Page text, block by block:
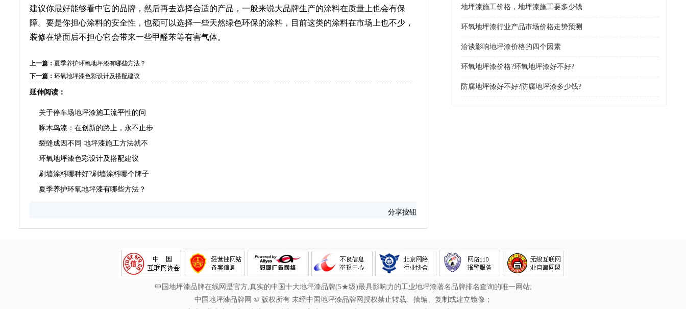
建议你最好能够看中它的品牌，然后再去选择合适的产品，一般来说大品牌生产的涂料在质量上也会有保
障。要是你担心涂料的安全性，也额可以选择一些天然绿色环保的涂料，目前这类的涂料在市场上也不少，
装修在墙面后不担心它会带来一些甲醛苯等有害气体。
上一篇： 夏季养护环氧地坪漆有哪些方法？
下一篇： 环氧地坪漆色彩设计及搭配建议
延伸阅读：
关于停车场地坪漆施工流平性的问
啄木鸟漆：在创新的路上，永不止步
裂缝成因不同 地坪漆施工方法就不
环氧地坪漆色彩设计及搭配建议
刷墙涂料哪种好?刷墙涂料哪个牌子
夏季养护环氧地坪漆有哪些方法？
分享按钮
地坪漆施工价格，地坪漆施工要多少钱
环氧地坪漆行业产品市场价格走势预测
洽谈影响地坪漆价格的四个因素
环氧地坪漆价格?环氧地坪漆好不好?
防腐地坪漆好不好?防腐地坪漆多少钱?
中国地坪漆品牌在线网是官方,真实的中国十大地坪漆品牌(5★级)最具影响力的工业地坪漆著名品牌排名查询的唯一网站;
中国地坪漆品牌网 © 版权所有 未经中国地坪漆品牌网授权禁止转载、摘编、复制或建立镜像；